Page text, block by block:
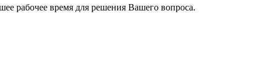
рабочее время для решения Вашего вопроса.